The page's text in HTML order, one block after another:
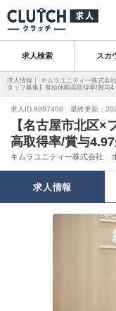
求人検索 スカ
求人情報｜ キムラユニティー株式会
タッフ募集】有給休暇高取得率/賞与
求人ID.9887408 最終更新：
【名古屋市北区×
高取得率/賞与
キムラユニティー株式会社
求人情報